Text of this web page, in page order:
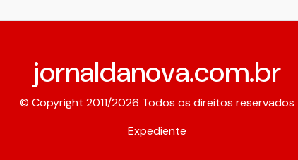
jornaldanova.com.br
© Copyright 2011/2026 Todos os direitos reservados
Expediente